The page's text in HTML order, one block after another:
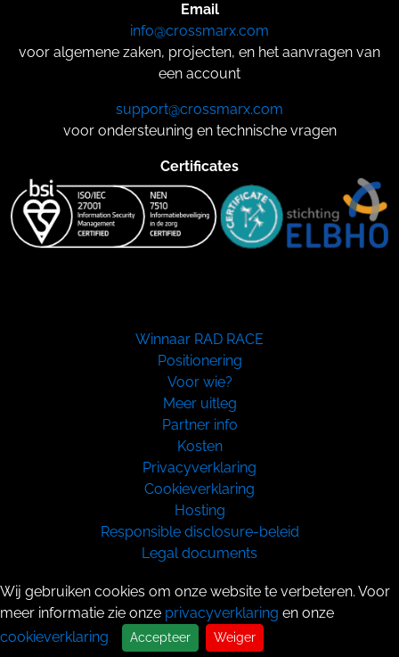
Email
info@crossmarx.com
voor algemene zaken, projecten, en het aanvragen van
een account
support@crossmarx.com
voor ondersteuning en technische vragen
Certificates
Winnaar RAD RACE
Positionering
Voor wie?
Meer uitleg
Partner info
Kosten
Privacyverklaring
Cookieverklaring
Hosting
Responsible disclosure-beleid
Legal documents
Copyright 2026
Wij gebruiken cookies om onze website te verbeteren. Voor
meer informatie zie onze privacyverklaring en onze
cookieverklaring
Accepteer Weiger